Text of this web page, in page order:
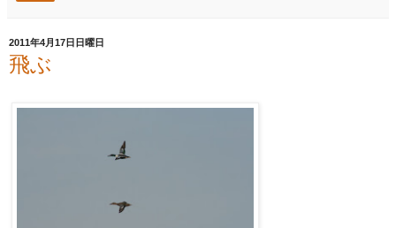
2011年4月17日日曜日
飛ぶ